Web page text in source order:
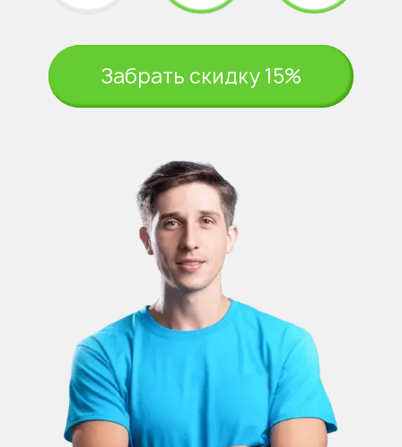
Забрать скидку 15%